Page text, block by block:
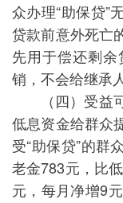
众办理“助保贷”
贷款前意外死亡
先用于偿还剩
销，不会给继承
（四）受益可
低息资金给群众
受“助保贷”的群
老金783元，比
元，每月净增9